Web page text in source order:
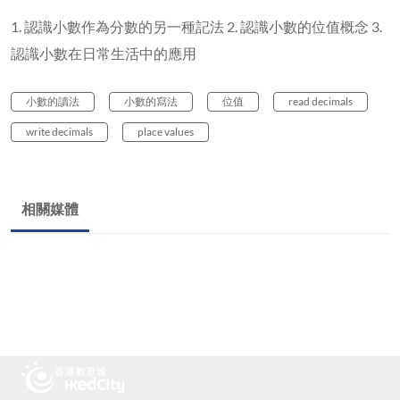
1. 認識小數作為分數的另一種記法 2. 認識小數的位值概念 3.
認識小數在日常生活中的應用
小數的讀法 小數的寫法 位值 read decimals
write decimals place values
相關媒體